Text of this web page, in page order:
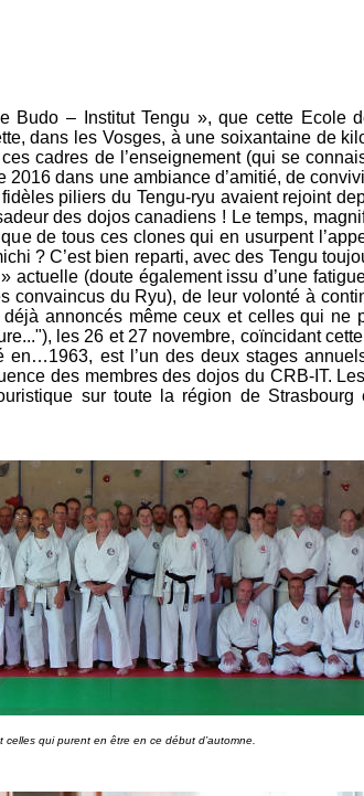
– Institut Tengu », que cette Ecole
dans les Vosges, à une soixantaine de
cadres de l’enseignement (qui se
dans une ambiance d’amitié, de
piliers du Tengu-ryu avaient rejoint
des dojos canadiens ! Le temps,
de tous ces clones qui en usurpent
? C’est bien reparti, avec des Tengu
(doute également issu d’une
convaincus du Ryu), de leur volonté à
annoncés même ceux et celles qui ne
les 26 et 27 novembre, coïncidant
est l’un des deux stages
des membres des dojos du CRB-IT.
sur toute la région de
celles qui purent en être en ce début d’automne.